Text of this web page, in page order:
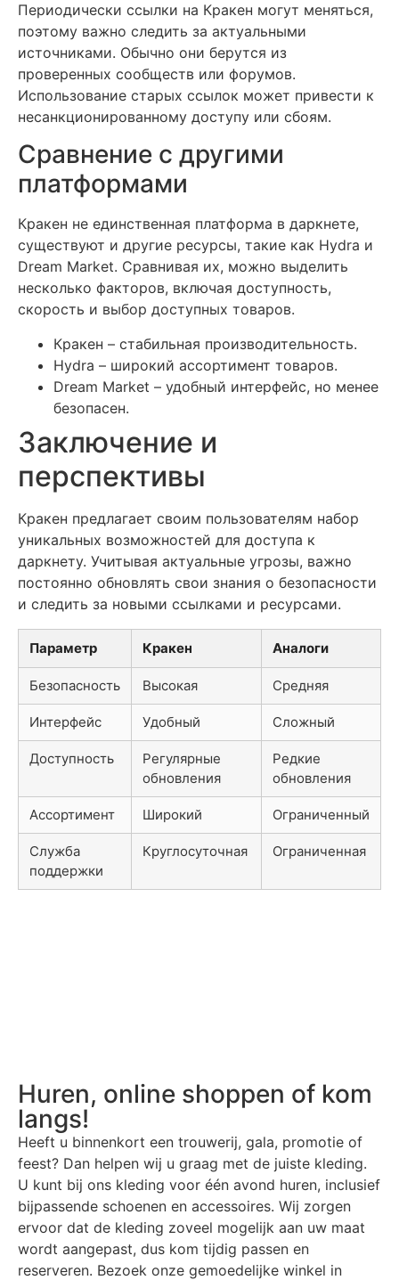
Периодически ссылки на Кракен могут меняться,
поэтому важно следить за актуальными
источниками. Обычно они берутся из
проверенных сообществ или форумов.
Использование старых ссылок может привести к
несанкционированному доступу или сбоям.
Сравнение с другими
платформами
Кракен не единственная платформа в даркнете,
существуют и другие ресурсы, такие как Hydra и
Dream Market. Сравнивая их, можно выделить
несколько факторов, включая доступность,
скорость и выбор доступных товаров.
Кракен – стабильная производительность.
Hydra – широкий ассортимент товаров.
Dream Market – удобный интерфейс, но менее
безопасен.
Заключение и
перспективы
Кракен предлагает своим пользователям набор
уникальных возможностей для доступа к
даркнету. Учитывая актуальные угрозы, важно
постоянно обновлять свои знания о безопасности
и следить за новыми ссылками и ресурсами.
Параметр Кракен Аналоги
Безопасность Высокая Средняя
Интерфейс Удобный Сложный
Доступность
Регулярные
обновления
Редкие
обновления
Ассортимент Широкий Ограниченный
Служба
поддержки
Круглосуточная Ограниченная
Huren, online shoppen of kom
langs!
Heeft u binnenkort een trouwerij, gala, promotie of
feest? Dan helpen wij u graag met de juiste kleding.
U kunt bij ons kleding voor één avond huren, inclusief
bijpassende schoenen en accessoires. Wij zorgen
ervoor dat de kleding zoveel mogelijk aan uw maat
wordt aangepast, dus kom tijdig passen en
reserveren. Bezoek onze gemoedelijke winkel in